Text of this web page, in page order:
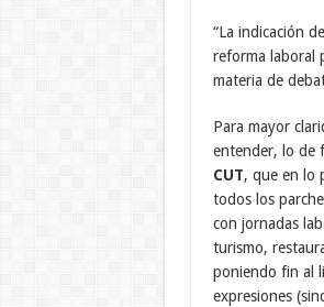
“La indicación
reforma laboral
materia de
Para mayor
entender, lo de
CUT, que en lo
todos los
con jornadas
turismo,
poniendo fin al
expresiones